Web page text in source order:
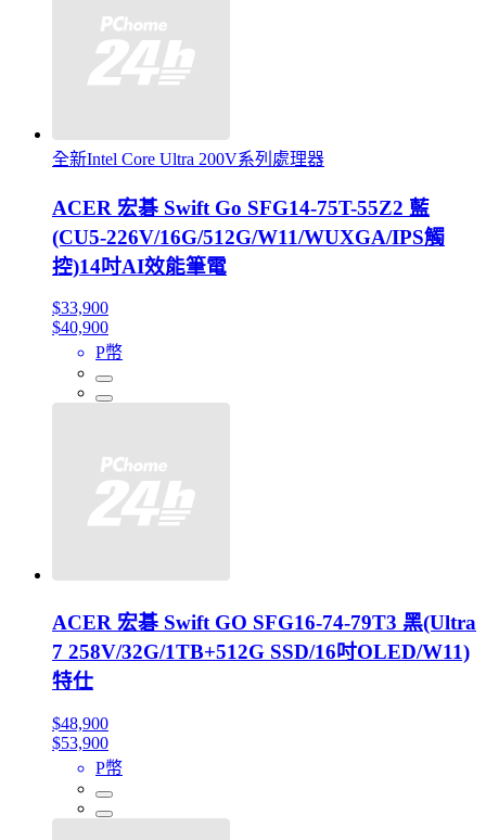
全新Intel Core Ultra 200V系列處理器
ACER 宏碁 Swift Go SFG14-75T-55Z2 藍
(CU5-226V/16G/512G/W11/WUXGA/IPS觸
控)14吋AI效能筆電
$33,900
$40,900
P幣
ACER 宏碁 Swift GO SFG16-74-79T3 黑(Ultra
7 258V/32G/1TB+512G SSD/16吋OLED/W11)
特仕
$48,900
$53,900
P幣